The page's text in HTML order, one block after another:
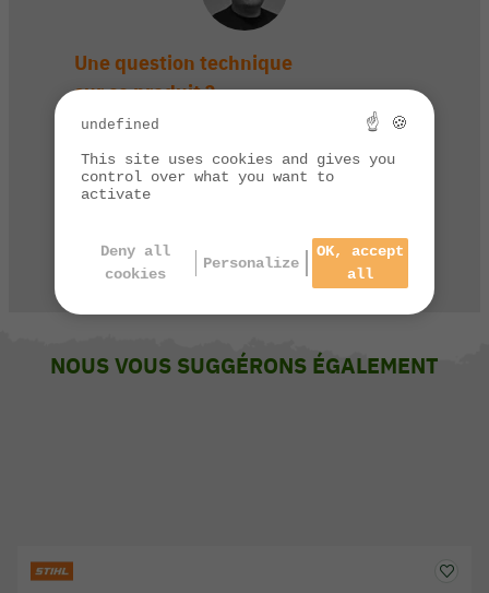
Une question technique
sur ce produit ?
Contactez notre service client
par téléphone de 9h à 13h et de 14h à 17h
03 84 44 67 32
CONTACTEZ-NOUS
NOUS VOUS SUGGÉRONS ÉGALEMENT
undefined ☝ 🍪
This site uses cookies and gives you
control over what you want to
activate
Deny all
cookies
Personalize
OK, accept
all